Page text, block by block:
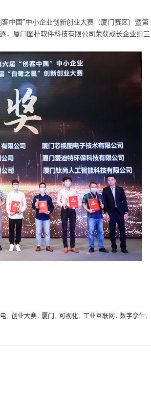
中国”中小企业创新创业大赛（厦门赛区）暨第
，厦门图扑软件科技有限公司荣获成长企业组三
, 创业大赛, 厦门 , 可视化, 工业互联网 , 数字孪生 ,